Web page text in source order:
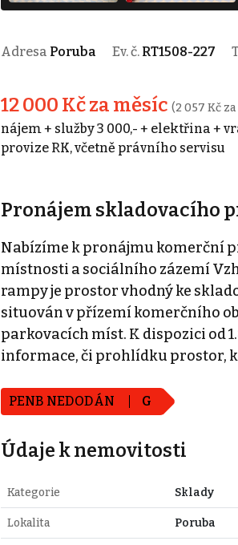
Adresa Poruba Ev. č. RT1508-227
12 000 Kč za měsíc (2 057 Kč
nájem + služby 3 000,- + elektřina +
provize RK, včetně právního servisu
Pronájem skladovacího
Nabízíme k pronájmu komerční
místnosti a sociálního zázemí
rampy je prostor vhodný ke
situován v přízemí komerčního
parkovacích míst. K dispozici od
informace, či prohlídku prostor,
PENB NEDODÁN G
Údaje k nemovitosti
Kategorie Sklady
Lokalita Poruba